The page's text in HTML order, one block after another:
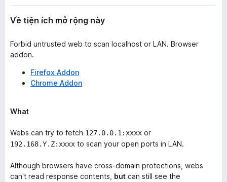
Về tiện ích mở rộng này
Forbid untrusted web to scan localhost or LAN. Browser
addon.
Firefox Addon
Chrome Addon
What
Webs can try to fetch 127.0.0.1:xxxx or
192.168.Y.Z:xxxx to scan your open ports in LAN.
Although browsers have cross-domain protections, webs
can't read response contents, but can still see the